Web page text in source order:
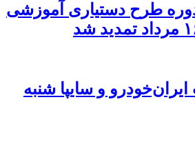
طرح دستیاری آموزشی
و سایپا شنبه